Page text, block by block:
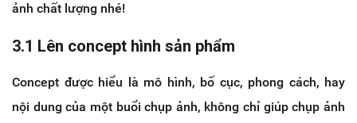
ảnh chất lượng nhé!
3.1 Lên concept hình sản phẩm
Concept được hiểu là mô hình, bố cục, phong cách, hay
nội dung của một buổi chụp ảnh, không chỉ giúp chụp ảnh